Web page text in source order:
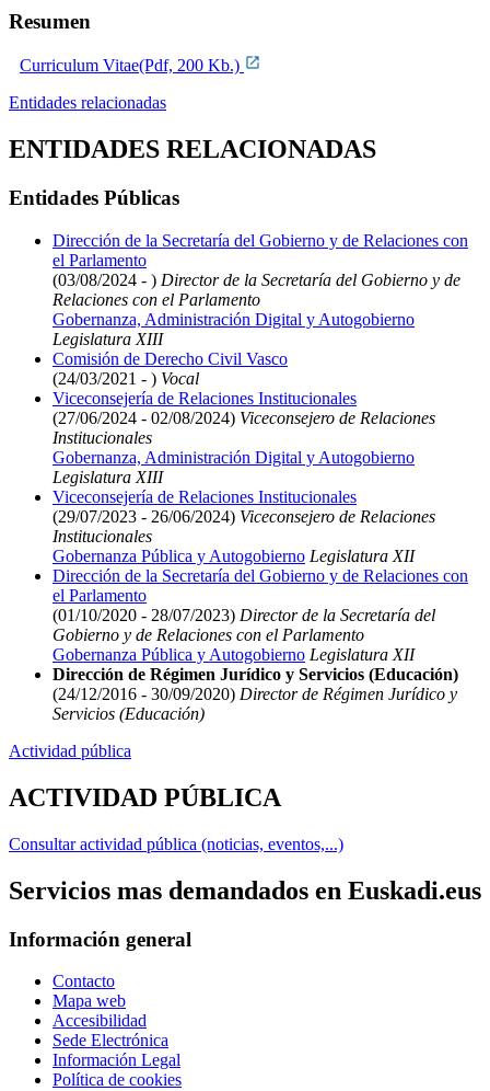
Resumen
Curriculum Vitae(Pdf, 200 Kb.)
Entidades relacionadas
ENTIDADES RELACIONADAS
Entidades Públicas
Dirección de la Secretaría del Gobierno y de Relaciones con
el Parlamento
(03/08/2024 - ) Director de la Secretaría del Gobierno y de
Relaciones con el Parlamento
Gobernanza, Administración Digital y Autogobierno
Legislatura XIII
Comisión de Derecho Civil Vasco
(24/03/2021 - ) Vocal
Viceconsejería de Relaciones Institucionales
(27/06/2024 - 02/08/2024) Viceconsejero de Relaciones
Institucionales
Gobernanza, Administración Digital y Autogobierno
Legislatura XIII
Viceconsejería de Relaciones Institucionales
(29/07/2023 - 26/06/2024) Viceconsejero de Relaciones
Institucionales
Gobernanza Pública y Autogobierno Legislatura XII
Dirección de la Secretaría del Gobierno y de Relaciones con
el Parlamento
(01/10/2020 - 28/07/2023) Director de la Secretaría del
Gobierno y de Relaciones con el Parlamento
Gobernanza Pública y Autogobierno Legislatura XII
Dirección de Régimen Jurídico y Servicios (Educación)
(24/12/2016 - 30/09/2020) Director de Régimen Jurídico y
Servicios (Educación)
Actividad pública
ACTIVIDAD PÚBLICA
Consultar actividad pública (noticias, eventos,...)
Servicios mas demandados en Euskadi.eus
Información general
Contacto
Mapa web
Accesibilidad
Sede Electrónica
Información Legal
Política de cookies